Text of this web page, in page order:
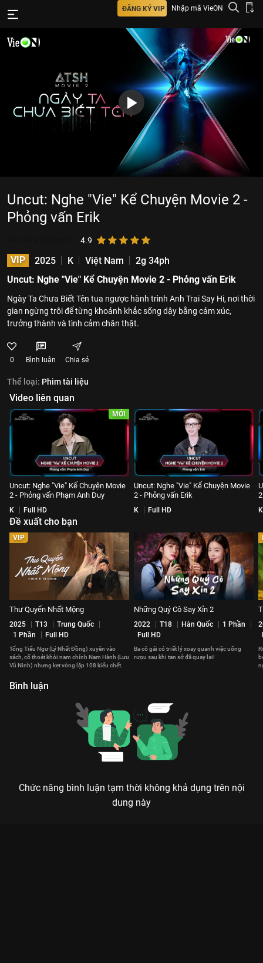
ĐĂNG KÝ VIP Nhập mã VieON
Uncut: Nghe "Vie" Kể Chuyện Movie 2 -
Phỏng vấn Erik
4.9
VIP 2025 K Việt Nam
2g 34ph
Uncut: Nghe "Vie" Kể Chuyện Movie 2 - Phỏng vấn Erik
Ngày Ta Chưa Biết Tên tua ngược hành trình Anh Trai Say Hi, nơi thời
gian ngừng trôi để từng khoảnh khắc sống dậy bằng cảm xúc,
trưởng thành và tình cảm chân thật.
0 Bình luận Chia sẻ
Thể loại: Phim tài liệu
Video liên quan
MỚI
Uncut: Nghe "Vie" Kể Chuyện Movie
2 - Phỏng vấn Phạm Anh Duy
K Full HD
Uncut: Nghe "Vie" Kể Chuyện Movie
2 - Phỏng vấn Erik
K Full HD K
Đề xuất cho bạn
VIP
Thư Quyển Nhất Mộng
2025 T13
Trung Quốc
1 Phần
Full HD
Tống Tiểu Ngư (Lý Nhất Đồng) xuyên vào
sách, cố thoát khỏi nam chính Nam Hành (Lưu
Vũ Ninh) nhưng kẹt vòng lặp 108 kiểu chết.
Những Quý Cô Say Xỉn 2
2022 T18 Hàn Quốc
1 Phần
Full HD
Ba cô gái có triết lý xoay quanh việc uống
rượu sau khi tan sở đã quay lại!
Bình luận
Chức năng bình luận tạm thời không khả dụng trên nội
dung này